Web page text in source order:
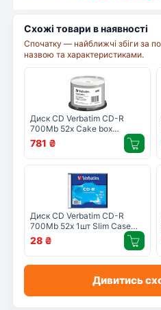
Схожі товари в наявності
Спочатку — найближчі збіги за
назвою та характеристиками.
Диск CD Verbatim CD-R
700Mb 52x Cake box
Printable (43745)
781 ₴
Диск CD Verbatim CD-R
700Mb 52x 1шт Slim Case
(43347-1disk)
28 ₴
Дивитись